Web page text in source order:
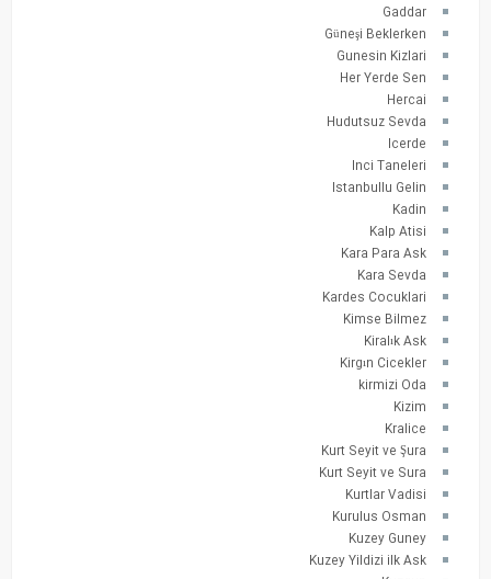
Gaddar
Güneşi Beklerken
Gunesin Kizlari
Her Yerde Sen
Hercai
Hudutsuz Sevda
Icerde
Inci Taneleri
Istanbullu Gelin
Kadin
Kalp Atisi
Kara Para Ask
Kara Sevda
Kardes Cocuklari
Kimse Bilmez
Kiralık Ask
Kirgın Cicekler
kirmizi Oda
Kizim
Kralice
Kurt Seyit ve Şura
Kurt Seyit ve Sura
Kurtlar Vadisi
Kurulus Osman
Kuzey Guney
Kuzey Yildizi ilk Ask